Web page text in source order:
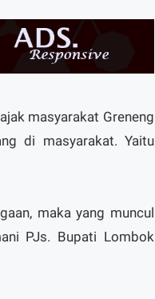
masyarakat Greneng
di masyarakat. Yaitu
maka yang muncul
PJs. Bupati Lombok